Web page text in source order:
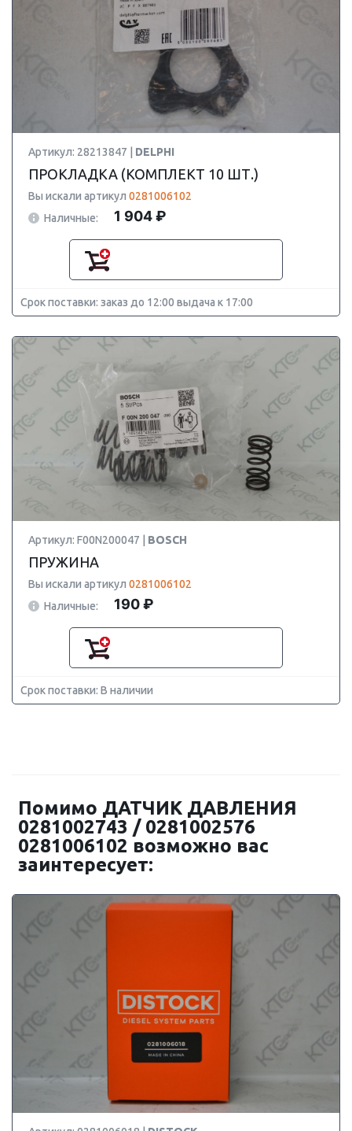
Артикул: 28213847 | DELPHI
ПРОКЛАДКА (КОМПЛЕКТ 10 ШТ.)
Вы искали артикул 0281006102
Наличные:
1 904 ₽
Срок поставки: заказ до 12:00 выдача к 17:00
Артикул: F00N200047 | BOSCH
ПРУЖИНА
Вы искали артикул 0281006102
Наличные:
190 ₽
Срок поставки: В наличии
Помимо ДАТЧИК ДАВЛЕНИЯ
0281002743 / 0281002576
0281006102 возможно вас
заинтересует: